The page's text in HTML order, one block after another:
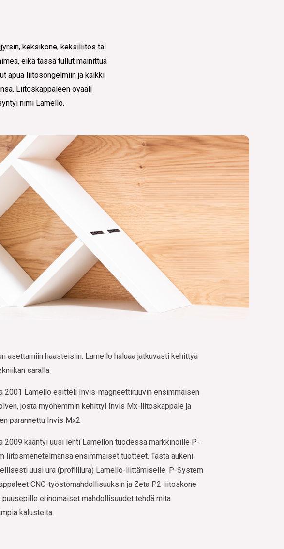
keksikone, keksiliitos tai
eikä tässä tullut mainittua
apua liitosongelmiin ja kaikki
Liitoskappaleen ovaali
nimi Lamello.
asettamiin haasteisiin. Lamello haluaa jatkuvasti kehittyä
saralla.
2001 Lamello esitteli Invis-magneettiruuvin ensimmäisen
josta myöhemmin kehittyi Invis Mx-liitoskappale ja
parannettu Invis Mx2.
2009 kääntyi uusi lehti Lamellon tuodessa markkinoille P-
liitosmenetelmänsä ensimmäiset tuotteet. Tästä aukeni
uusi ura (profiiliura) Lamello-liittämiselle. P-System
CNC-työstömahdollisuuksin ja Zeta P2 liitoskone
puusepille erinomaiset mahdollisuudet tehdä mitä
kalusteita.